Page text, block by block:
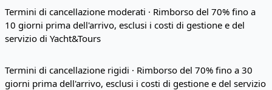
Termini di cancellazione moderati · Rimborso del 70% fino a
10 giorni prima dell'arrivo, esclusi i costi di gestione e del
servizio di Yacht&Tours
Termini di cancellazione rigidi · Rimborso del 70% fino a 30
giorni prima dell'arrivo, esclusi i costi di gestione e del servizio